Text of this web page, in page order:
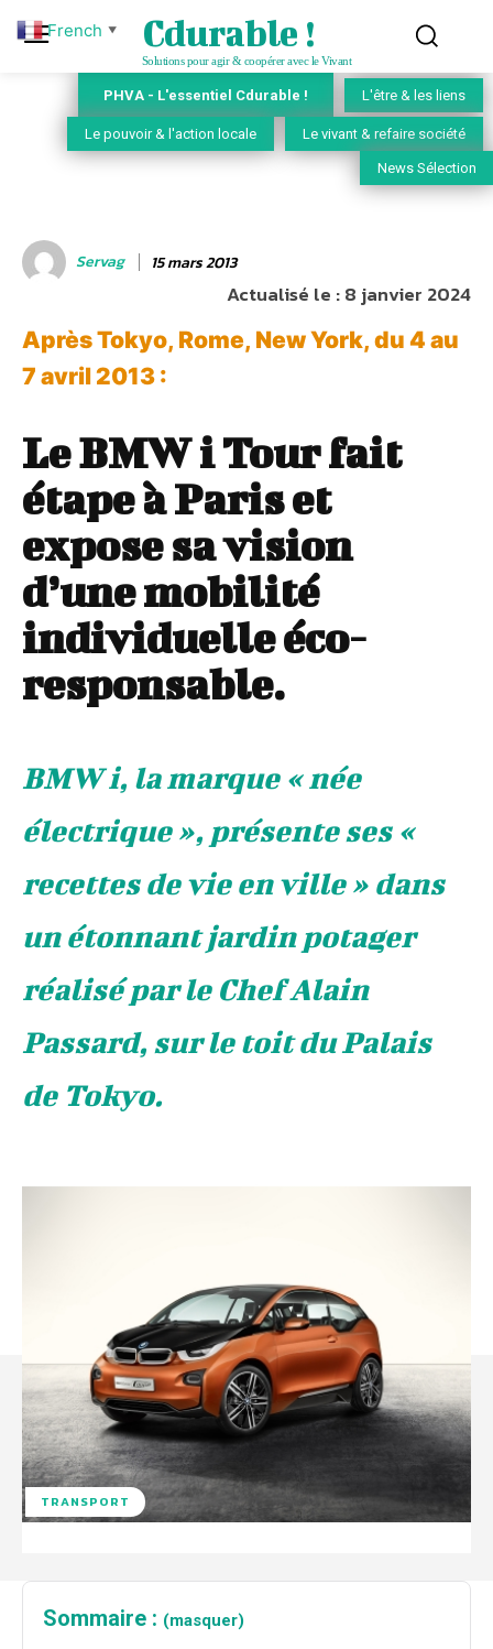
Cdurable !
Solutions pour agir & coopérer avec le Vivant
PHVA - L'essentiel Cdurable ! L'être & les liens
Le pouvoir & l'action locale Le vivant & refaire société
News Sélection
Servag 15 mars 2013
Actualisé le :8 janvier 2024
Après Tokyo, Rome, New York, du 4 au
7 avril 2013 :
Le BMW i Tour fait
étape à Paris et
expose sa vision
d’une mobilité
individuelle éco-
responsable.
BMW i, la marque « née
électrique », présente ses «
recettes de vie en ville » dans
un étonnant jardin potager
réalisé par le Chef Alain
Passard, sur le toit du Palais
de Tokyo.
TRANSPORT
Sommaire : (masquer)
French ▼